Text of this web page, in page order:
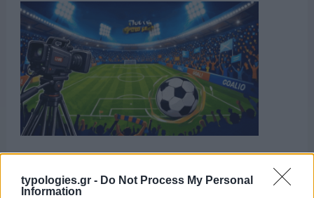
typologies.gr - Do Not Process My Personal
Information